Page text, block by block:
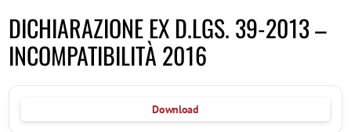
DICHIARAZIONE EX D.LGS. 39-2013 –
INCOMPATIBILITÀ 2016
Download